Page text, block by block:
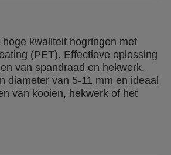
kwaliteit hogringen met
(PET). Effectieve oplossing
van spandraad en hekwerk.
diameter van 5-11 mm en ideaal
van kooien, hekwerk of het
planten. Ook beschikbaar
voor onopvallende
hekwerk.